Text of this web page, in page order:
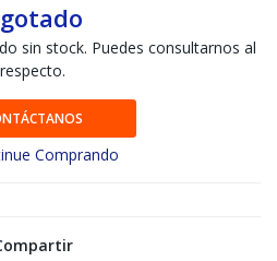
sin stock. Puedes consultarnos al
respecto.
Comprando